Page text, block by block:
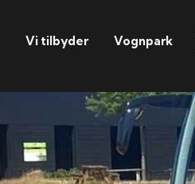
Vi tilbyder Vognpark